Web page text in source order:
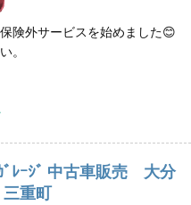
険外サービスを始めました😊
。
ｶﾞﾚｰｼﾞ 中古車販売 大分
重町